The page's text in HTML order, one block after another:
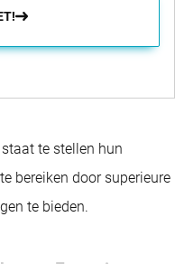
te stellen hun
bereiken door superieure
te bieden.